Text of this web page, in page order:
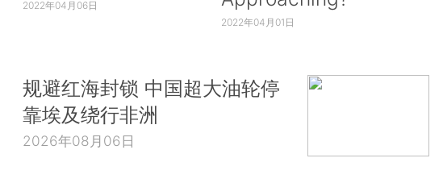
2022年04月06日
2022年04月01日
规避红海封锁 中国超大油轮停
靠埃及绕行非洲
2026年08月06日